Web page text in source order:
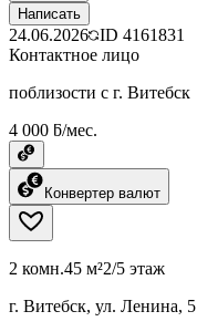
Написать
24.06.2026 ID 4161831
Контактное лицо
поблизости с г. Витебск
4 000 ƃ/мес.
Конвертер валют
2 комн.45 м²2/5 этаж
г. Витебск, ул. Ленина, 5